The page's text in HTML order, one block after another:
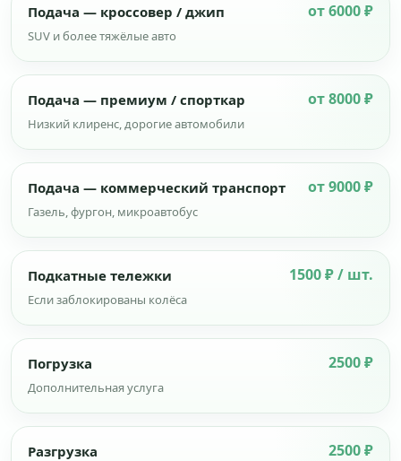
Подача — кроссовер / джип от 6000 ₽
SUV и более тяжёлые авто
Подача — премиум / спорткар от 8000 ₽
Низкий клиренс, дорогие автомобили
Подача — коммерческий транспорт от 9000 ₽
Газель, фургон, микроавтобус
Подкатные тележки 1500 ₽ / шт.
Если заблокированы колёса
Погрузка 2500 ₽
Дополнительная услуга
Разгрузка 2500 ₽